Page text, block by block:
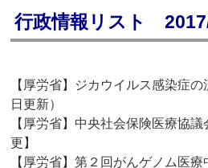
行政情報リスト
【厚労省】ジカウイルス感染症
日更新）
【厚労省】中央社会保険医療協
更】
【厚労省】第２回がんゲノム医